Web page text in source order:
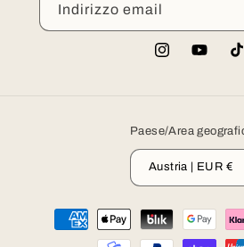
Indirizzo email
InstagramYouTube
Paese/Area
Austria | EUR €
Metodi